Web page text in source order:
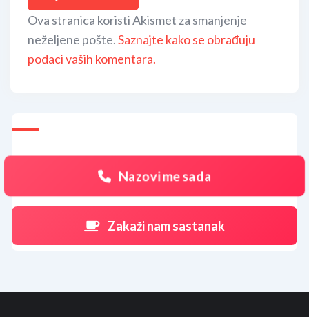
Ova stranica koristi Akismet za smanjenje
neželjene pošte.Saznajte kako se obrađuju
podaci vaših komentara.
Nazovi me sada
Zakaži nam sastanak